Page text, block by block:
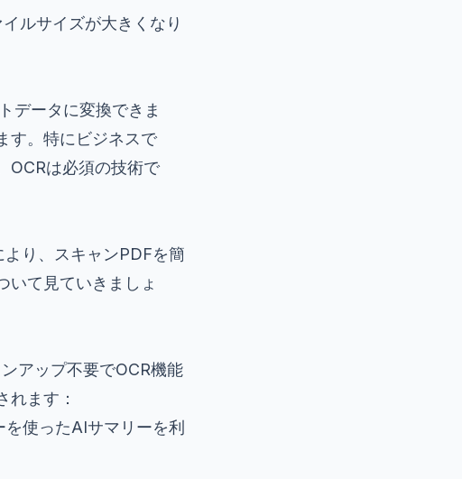
ルサイズが大きくなり
データに変換できま
す。特にビジネスで
OCRは必須の技術で
り、スキャンPDFを簡
いて見ていきましょ
アップ不要でOCR機能
れます：
使ったAIサマリーを利